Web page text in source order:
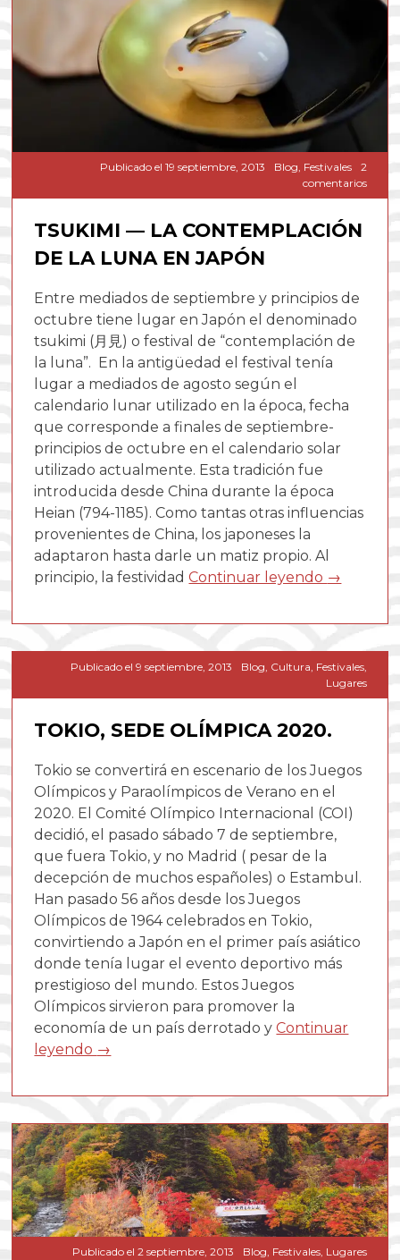
Publicado el 19 septiembre, 2013 Blog, Festivales
2
comentariosen
TSUKIMI — LA CONTEMPLACIÓN
DE LA LUNA EN JAPÓN
Entre mediados de septiembre y principios de
octubre tiene lugar en Japón el denominado
tsukimi (月見) o festival de “contemplación de
la luna”. En la antigüedad el festival tenía
lugar a mediados de agosto según el
calendario lunar utilizado en la época, fecha
que corresponde a finales de septiembre-
principios de octubre en el calendario solar
utilizado actualmente. Esta tradición fue
introducida desde China durante la época
Heian (794-1185). Como tantas otras influencias
provenientes de China, los japoneses la
adaptaron hasta darle un matiz propio. Al
principio, la festividadContinuar leyendo →
Publicado el 9 septiembre, 2013 Blog, Cultura, Festivales,
Lugares
TOKIO, SEDE OLÍMPICA 2020.
Tokio se convertirá en escenario de los Juegos
Olímpicos y Paraolímpicos de Verano en el
2020. El Comité Olímpico Internacional (COI)
decidió, el pasado sábado 7 de septiembre,
que fuera Tokio, y no Madrid ( pesar de la
decepción de muchos españoles) o Estambul.
Han pasado 56 años desde los Juegos
Olímpicos de 1964 celebrados en Tokio,
convirtiendo a Japón en el primer país asiático
donde tenía lugar el evento deportivo más
prestigioso del mundo. Estos Juegos
Olímpicos sirvieron para promover la
economía de un país derrotado yContinuar
leyendo →
Publicado el 2 septiembre, 2013 Blog, Festivales, Lugares